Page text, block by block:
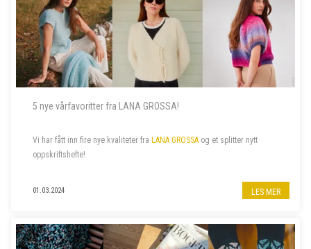
5 nye vårfavoritter fra LANA GROSSA!
Vi har fått inn fire nye kvaliteter fra LANA GROSSA og et splitter nytt
oppskriftshefte!
01.03.2024 LES MER